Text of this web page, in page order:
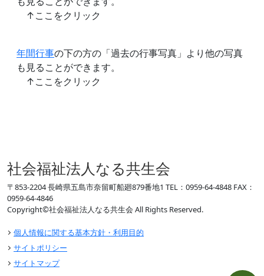
↑ここをクリック
年間行事の下の方の「過去の行事写真」より他の写真
も見ることができます。
↑ここをクリック
社会福祉法人なる共生会
〒853-2204 長崎県五島市奈留町船廻879番地1 TEL：0959-64-4848 FAX：
0959-64-4846
Copyright©社会福祉法人なる共生会 All Rights Reserved.
個人情報に関する基本方針・利用目的
サイトポリシー
サイトマップ